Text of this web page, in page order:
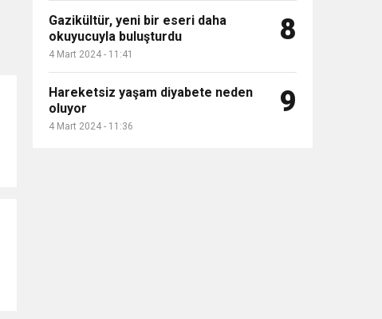
Gazikültür, yeni bir eseri daha
okuyucuyla buluşturdu
4 Mart 2024 - 11:41
8
Hareketsiz yaşam diyabete neden
oluyor
4 Mart 2024 - 11:36
9